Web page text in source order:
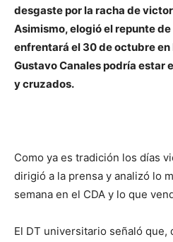
desgaste por la racha de
Asimismo, elogió el repunte
enfrentará el 30 de octubre
Gustavo Canales podría estar
y cruzados.
Como ya es tradición los días
dirigió a la prensa y analizó lo
semana en el CDA y lo que
El DT universitario señaló que,